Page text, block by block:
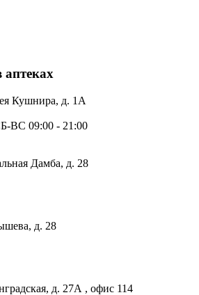
аптеках
Кушнира, д. 1А
ВС 09:00 - 21:00
Дамба, д. 28
д. 28
д. 27А , офис 114